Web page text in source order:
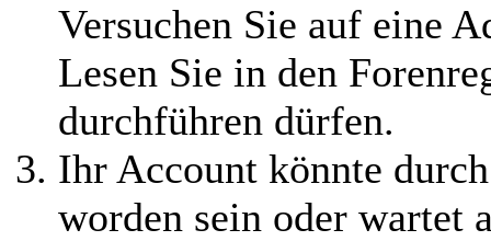
Versuchen Sie auf eine
Lesen Sie in den
durchführen dürfen.
Ihr Account könnte
worden sein oder wartet